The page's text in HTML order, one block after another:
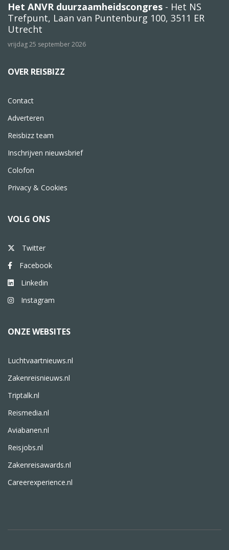
Het ANVR duurzaamheidscongres - Het NS
Trefpunt, Laan van Puntenburg 100, 3511 ER
Utrecht
vrijdag 25 september 2026
OVER REISBIZZ
Contact
Adverteren
Reisbizz team
Inschrijven nieuwsbrief
Colofon
Privacy & Cookies
VOLG ONS
Twitter
Facebook
Linkedin
Instagram
ONZE WEBSITES
Luchtvaartnieuws.nl
Zakenreisnieuws.nl
Triptalk.nl
Reismedia.nl
Aviabanen.nl
Reisjobs.nl
Zakenreisawards.nl
Careerexperience.nl